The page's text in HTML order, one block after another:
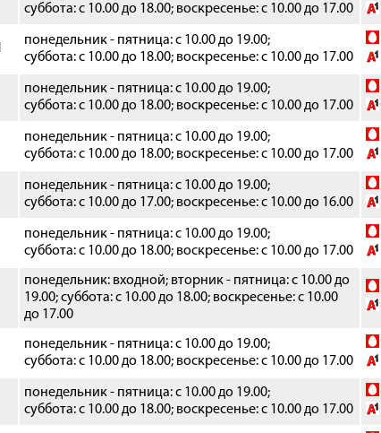
суббота: с 10.00 до 18.00; воскресенье: с 10.00 до 17.00
понедельник - пятница: с 10.00 до 19.00;
суббота: с 10.00 до 18.00; воскресенье: с 10.00 до 17.00
понедельник - пятница: с 10.00 до 19.00;
суббота: с 10.00 до 18.00; воскресенье: с 10.00 до 17.00
понедельник - пятница: с 10.00 до 19.00;
суббота: с 10.00 до 18.00; воскресенье: с 10.00 до 17.00
понедельник - пятница: с 10.00 до 19.00;
суббота: с 10.00 до 17.00; воскресенье: с 10.00 до 16.00
понедельник - пятница: с 10.00 до 19.00;
суббота:с 10.00 до 18.00; воскресенье:с 10.00 до 17.00
понедельник: входной; вторник - пятница: с 10.00 до
19.00; суббота: с 10.00 до 18.00; воскресенье: с 10.00
до 17.00
понедельник - пятница: с 10.00 до 19.00;
суббота: с 10.00 до 18.00; воскресенье: с 10.00 до 17.00
понедельник - пятница: с 10.00 до 19.00;
суббота: с 10.00 до 18.00; воскресенье: с 10.00 до 17.00